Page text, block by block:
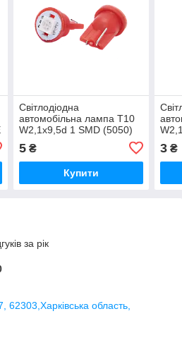
Світлодіодна
автомобільна лампа T10
W2,1x9,5d 1 SMD (5050)
5₴
Купити
3 ₴
за рік
область,